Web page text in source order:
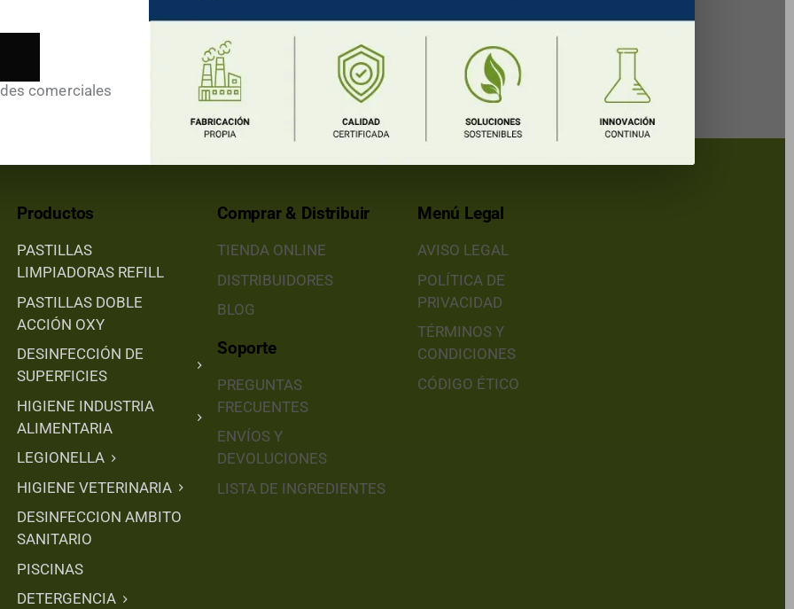
Productos
PASTILLAS
LIMPIADORAS REFILL
PASTILLAS DOBLE
ACCIÓN OXY
DESINFECCIÓN DE
SUPERFICIES
HIGIENE INDUSTRIA
ALIMENTARIA
LEGIONELLA
HIGIENE VETERINARIA
DESINFECCION AMBITO
SANITARIO
PISCINAS
DETERGENCIA
Comprar & Distribuir
TIENDA ONLINE
DISTRIBUIDORES
BLOG
Soporte
PREGUNTAS
FRECUENTES
ENVÍOS Y
DEVOLUCIONES
LISTA DE INGREDIENTES
Menú Legal
AVISO LEGAL
POLÍTICA DE
PRIVACIDAD
TÉRMINOS Y
CONDICIONES
CÓDIGO ÉTICO
comerciales